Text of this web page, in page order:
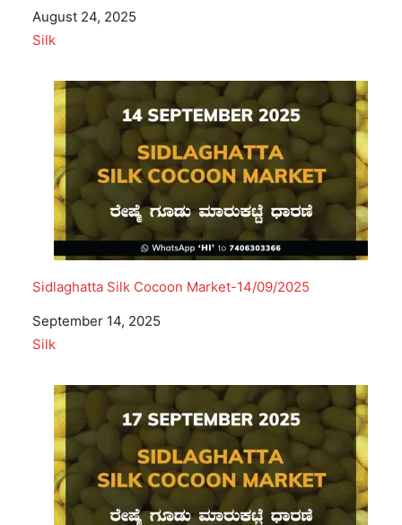
Date
August 24, 2025
In relation to
Silk
Sidlaghatta Silk Cocoon Market-14/09/2025
Date
September 14, 2025
In relation to
Silk